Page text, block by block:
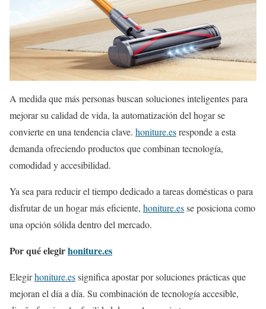
A medida que más personas buscan soluciones inteligentes para
mejorar su calidad de vida, la automatización del hogar se
convierte en una tendencia clave. honiture.esresponde a esta
demanda ofreciendo productos que combinan tecnología,
comodidad y accesibilidad.
Ya sea para reducir el tiempo dedicado a tareas domésticas o para
disfrutar de un hogar más eficiente, honiture.esse posiciona como
una opción sólida dentro del mercado.
Por qué elegirhoniture.es
Elegirhoniture.essignifica apostar por soluciones prácticas que
mejoran el día a día. Su combinación de tecnología accesible,